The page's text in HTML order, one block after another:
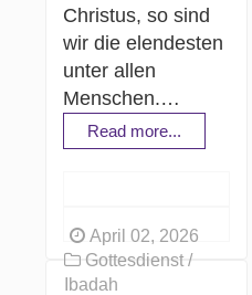
Christus, so sind
wir die elendesten
unter allen
Menschen.…
Read more...
April 02, 2026
Gottesdienst /
Ibadah